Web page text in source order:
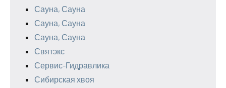
Сауна, Сауна
Сауна, Сауна
Сауна, Сауна
Святэкс
Сервис-Гидравлика
Сибирская хвоя